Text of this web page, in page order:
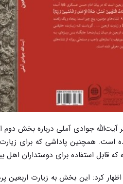
آیت‌الله جوادی آملی درباره بخش
است. همچنین پاداشی که برای
قابل استفاده برای دوستداران